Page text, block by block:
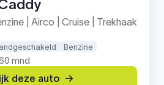
| Airco | Cruise | Trekhaak
Benzine
mnd
deze auto